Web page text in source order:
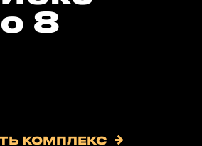
8
КОМПЛЕКС